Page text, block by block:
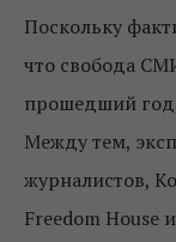
Поскольку
что свобода
прошедший
Между тем,
журналистов,
Freedom House